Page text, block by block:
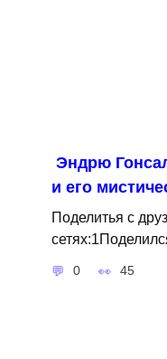
Эндрю
и его
Поделитья с
0 45